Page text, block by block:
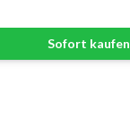
Sofort kaufen